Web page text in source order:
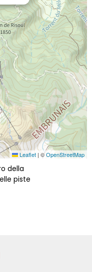
Leaflet | ©OpenStreetMap
della
piste